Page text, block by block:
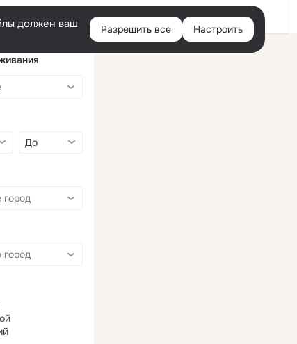
Войти
должен ваш
Разрешить все Настроить